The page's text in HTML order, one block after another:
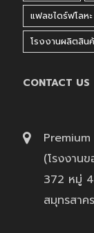
แฟลชไดร์ฟโลหะ
โรงงานผลิตสิน
CONTACT US
(โรงงาน
372 หมู่
สมุทรสาค